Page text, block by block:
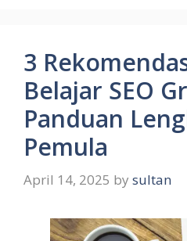
3
Belajar SEO
Panduan
Pemula
April 14, 2025 by sultan